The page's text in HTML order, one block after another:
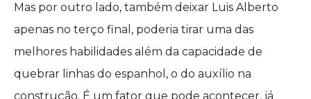
Mas por outro lado, também deixar Luis Alberto
apenas no terço final, poderia tirar uma das
melhores habilidades além da capacidade de
quebrar linhas do espanhol, o do auxílio na
construção. É um fator que pode acontecer, já